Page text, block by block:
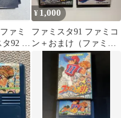
ァミ
92 2
の
¥ 1,000
ファミスタ91 ファミコ
ン＋おまけ（ファミス